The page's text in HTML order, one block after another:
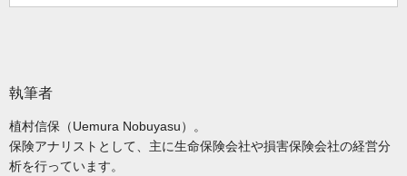
執筆者
植村信保（Uemura Nobuyasu）。
保険アナリストとして、主に生命保険会社や損害保険会社の経営分
析を行っています。